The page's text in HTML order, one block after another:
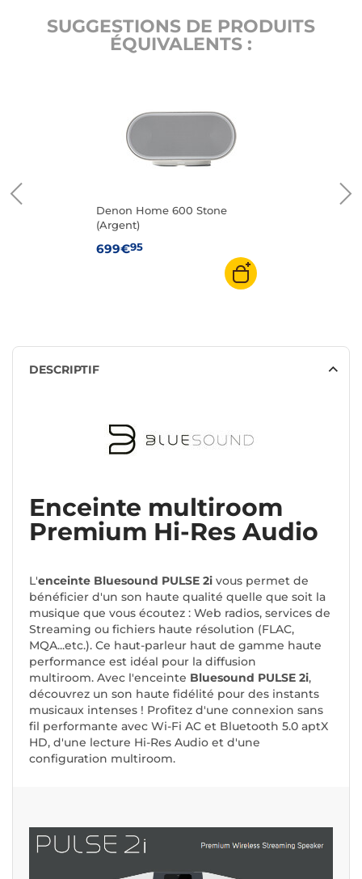
SUGGESTIONS DE PRODUITS
ÉQUIVALENTS :
Denon Home 600 Stone
(Argent)
699€95
DESCRIPTIF
Enceinte multiroom
Premium Hi-Res Audio
L'enceinte Bluesound PULSE 2i vous permet de
bénéficier d'un son haute qualité quelle que soit la
musique que vous écoutez : Web radios, services de
Streaming ou fichiers haute résolution (FLAC,
MQA...etc.). Ce haut-parleur haut de gamme haute
performance est idéal pour la diffusion
multiroom. Avec l'enceinte Bluesound PULSE 2i,
découvrez un son haute fidélité pour des instants
musicaux intenses ! Profitez d'une connexion sans
fil performante avec Wi-Fi AC et Bluetooth 5.0 aptX
HD, d'une lecture Hi-Res Audio et d'une
configuration multiroom.